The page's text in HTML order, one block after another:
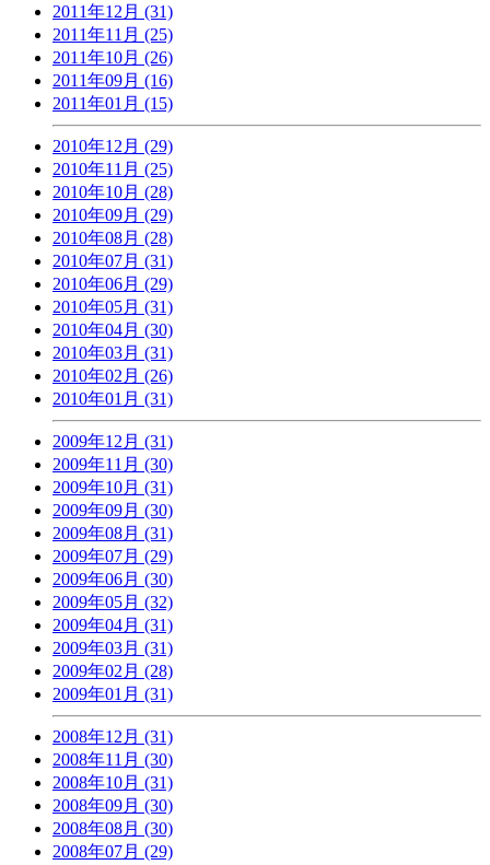
2011年12月 (31)
2011年11月 (25)
2011年10月 (26)
2011年09月 (16)
2011年01月 (15)
2010年12月 (29)
2010年11月 (25)
2010年10月 (28)
2010年09月 (29)
2010年08月 (28)
2010年07月 (31)
2010年06月 (29)
2010年05月 (31)
2010年04月 (30)
2010年03月 (31)
2010年02月 (26)
2010年01月 (31)
2009年12月 (31)
2009年11月 (30)
2009年10月 (31)
2009年09月 (30)
2009年08月 (31)
2009年07月 (29)
2009年06月 (30)
2009年05月 (32)
2009年04月 (31)
2009年03月 (31)
2009年02月 (28)
2009年01月 (31)
2008年12月 (31)
2008年11月 (30)
2008年10月 (31)
2008年09月 (30)
2008年08月 (30)
2008年07月 (29)